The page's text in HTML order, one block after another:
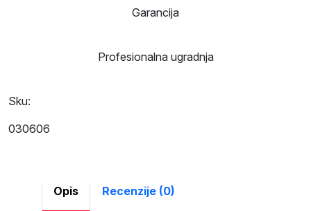
Garancija
Profesionalna ugradnja
Sku:
030606
Opis Recenzije (0)